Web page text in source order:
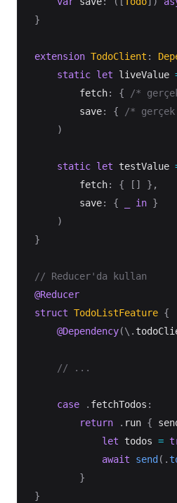
}
extension TodoClient :
static let liveValue
        fetch
: { /*
        save
: { /*
)
static let testValue
        fetch
: { [ ] } ,
        save
: { in }
)
}
// Reducer'da kullan
@Reducer
struct TodoListFeature {
@Dependency(\ .
// ...
case . fetchTodos :
return
. run {
let todos =
await
send ( .
}
}